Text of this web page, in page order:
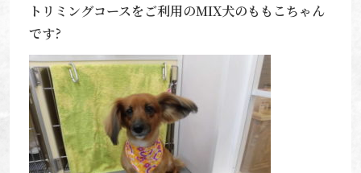
トリミングコースをご利用のMIX犬のももこちゃん
です?